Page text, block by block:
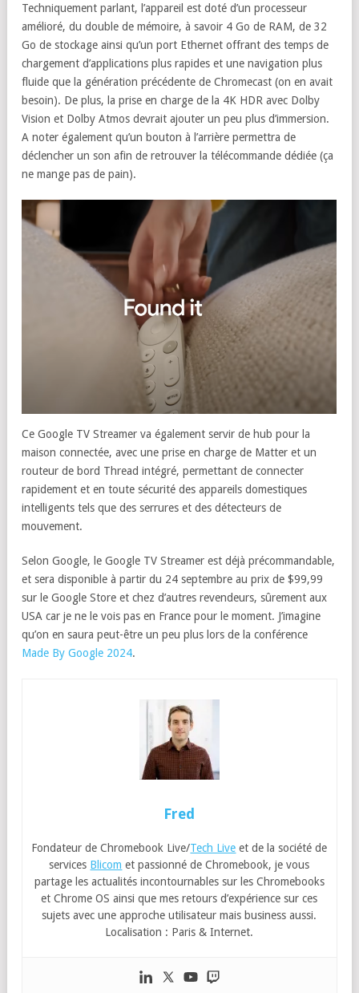
Techniquement parlant, l’appareil est doté d’un processeur
amélioré, du double de mémoire, à savoir 4 Go de RAM, de 32
Go de stockage ainsi qu’un port Ethernet offrant des temps de
chargement d’applications plus rapides et une navigation plus
fluide que la génération précédente de Chromecast (on en avait
besoin). De plus, la prise en charge de la 4K HDR avec Dolby
Vision et Dolby Atmos devrait ajouter un peu plus d’immersion.
A noter également qu’un bouton à l’arrière permettra de
déclencher un son afin de retrouver la télécommande dédiée (ça
ne mange pas de pain).
Ce Google TV Streamer va également servir de hub pour la
maison connectée, avec une prise en charge de Matter et un
routeur de bord Thread intégré, permettant de connecter
rapidement et en toute sécurité des appareils domestiques
intelligents tels que des serrures et des détecteurs de
mouvement.
Selon Google, le Google TV Streamer est déjà précommandable,
et sera disponible à partir du 24 septembre au prix de $99,99
sur le Google Store et chez d’autres revendeurs, sûrement aux
USA car je ne le vois pas en France pour le moment. J’imagine
qu’on en saura peut-être un peu plus lors de la conférence
Made By Google 2024.
Fred
Fondateur de Chromebook Live/Tech Live et de la société de
services Blicom et passionné de Chromebook, je vous
partage les actualités incontournables sur les Chromebooks
et Chrome OS ainsi que mes retours d’expérience sur ces
sujets avec une approche utilisateur mais business aussi.
Localisation : Paris & Internet.